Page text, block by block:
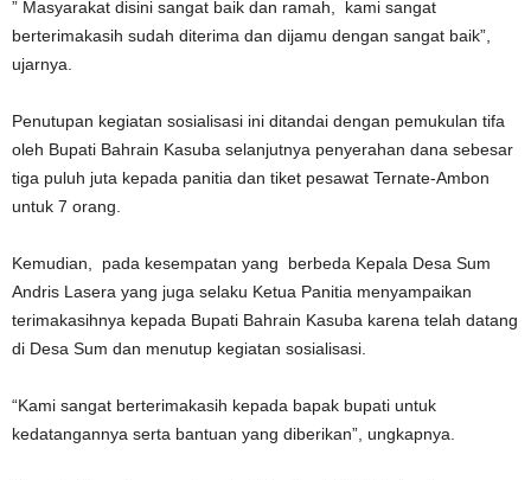
” Masyarakat disini sangat baik dan ramah, kami sangat
berterimakasih sudah diterima dan dijamu dengan sangat baik”,
ujarnya.
Penutupan kegiatan sosialisasi ini ditandai dengan pemukulan tifa
oleh Bupati Bahrain Kasuba selanjutnya penyerahan dana sebesar
tiga puluh juta kepada panitia dan tiket pesawat Ternate-Ambon
untuk 7 orang.
Kemudian, pada kesempatan yang berbeda Kepala Desa Sum
Andris Lasera yang juga selaku Ketua Panitia menyampaikan
terimakasihnya kepada Bupati Bahrain Kasuba karena telah datang
di Desa Sum dan menutup kegiatan sosialisasi.
“Kami sangat berterimakasih kepada bapak bupati untuk
kedatangannya serta bantuan yang diberikan”, ungkapnya.